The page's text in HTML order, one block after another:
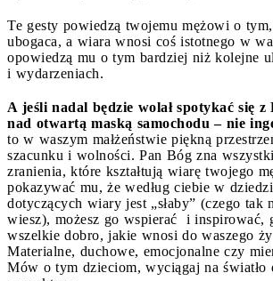
Te gesty powiedzą twojemu mężowi o
ubogaca, a wiara wnosi coś istotnego w
opowiedzą mu o tym bardziej niż kolejne
i wydarzeniach.
A jeśli nadal będzie wolał spotykać się z
nad otwartą maską samochodu – nie
to w waszym małżeństwie piękną
szacunku i wolności. Pan Bóg zna
zranienia, które kształtują wiarę twojego
pokazywać mu, że według ciebie w
dotyczących wiary jest „słaby” (czego tak
wiesz), możesz go wspierać i inspirować,
wszelkie dobro, jakie wnosi do waszego
Materialne, duchowe, emocjonalne czy
Mów o tym dzieciom, wyciągaj na światło